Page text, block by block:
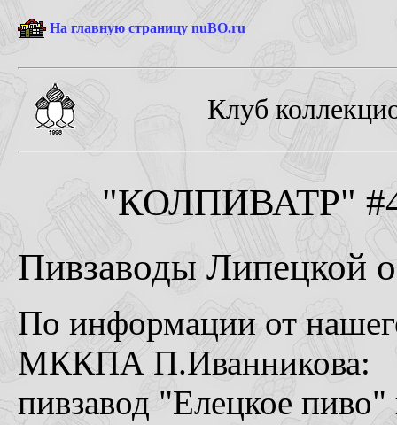
На главную страницу nuBO.ru
Клуб
"КОЛПИВАТР" #4-
Пивзаводы Липецкой
По информации от
МККПА П.Иванникова:
пивзавод "Елецкое пиво"